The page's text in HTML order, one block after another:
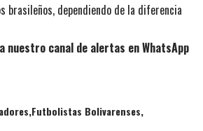
brasileños, dependiendo de la diferencia
nuestro canal de alertas en WhatsApp
Futbolistas Bolivarenses